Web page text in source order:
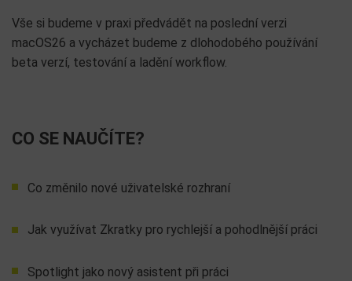
Vše si budeme v praxi předvádět na poslední verzi
macOS26 a vycházet budeme z dlohodobého používání
beta verzí, testování a ladění workflow.
CO SE NAUČÍTE?
Co změnilo nové uživatelské rozhraní
Jak využívat Zkratky pro rychlejší a pohodlnější práci
Spotlight jako nový asistent při práci